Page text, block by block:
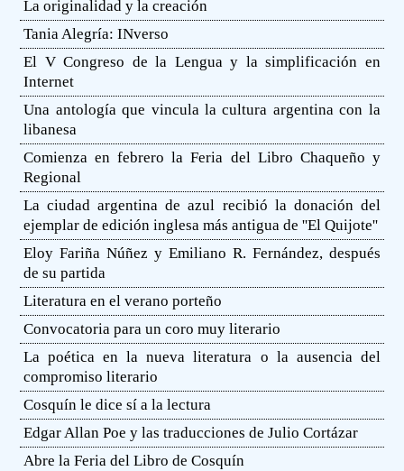
La originalidad y la creación
Tania Alegría: INverso
El V Congreso de la Lengua y la simplificación en
Internet
Una antología que vincula la cultura argentina con la
libanesa
Comienza en febrero la Feria del Libro Chaqueño y
Regional
La ciudad argentina de azul recibió la donación del
ejemplar de edición inglesa más antigua de ''El Quijote''
Eloy Fariña Núñez y Emiliano R. Fernández, después
de su partida
Literatura en el verano porteño
Convocatoria para un coro muy literario
La poética en la nueva literatura o la ausencia del
compromiso literario
Cosquín le dice sí a la lectura
Edgar Allan Poe y las traducciones de Julio Cortázar
Abre la Feria del Libro de Cosquín